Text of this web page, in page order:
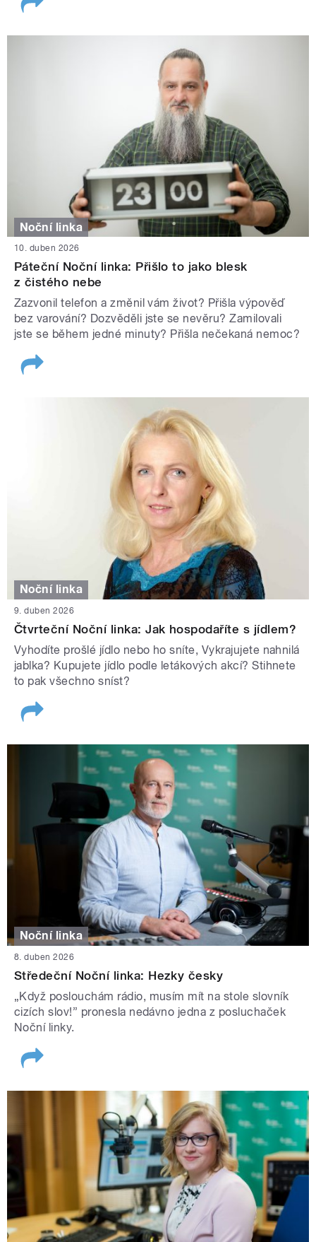
Noční linka
10. duben 2026
Páteční Noční linka: Přišlo to jako blesk
z čistého nebe
Zazvonil telefon a změnil vám život? Přišla výpověď
bez varování? Dozvěděli jste se nevěru? Zamilovali
jste se během jedné minuty? Přišla nečekaná nemoc?
Noční linka
9. duben 2026
Čtvrteční Noční linka: Jak hospodaříte s jídlem?
Vyhodíte prošlé jídlo nebo ho sníte, Vykrajujete nahnilá
jablka? Kupujete jídlo podle letákových akcí? Stihnete
to pak všechno sníst?
Noční linka
8. duben 2026
Středeční Noční linka: Hezky česky
„Když poslouchám rádio, musím mít na stole slovník
cizích slov!” pronesla nedávno jedna z posluchaček
Noční linky.